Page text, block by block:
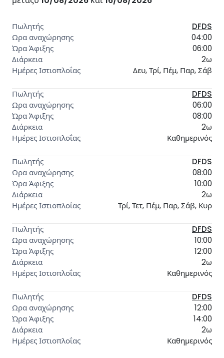
DFDS
04:00
06:00
2ω
Δευ, Τρί, Πέμ, Παρ, Σάβ
DFDS
06:00
08:00
2ω
Καθημερινός
DFDS
08:00
10:00
2ω
Τρί, Τετ, Πέμ, Παρ, Σάβ, Κυρ
DFDS
10:00
12:00
2ω
Καθημερινός
DFDS
12:00
14:00
2ω
Καθημερινός